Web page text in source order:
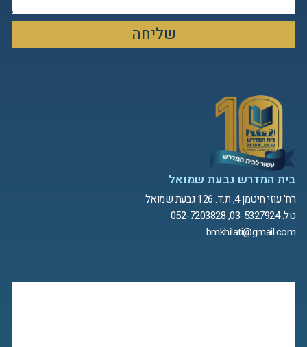
שליחה
בית המדרש גבעת שמואל
רח' עוזי חיטמן 4, ת.ד. 126 גבעת שמואל
טל. 03-5327924, 052-7203828
bmkhilati@gmail.com